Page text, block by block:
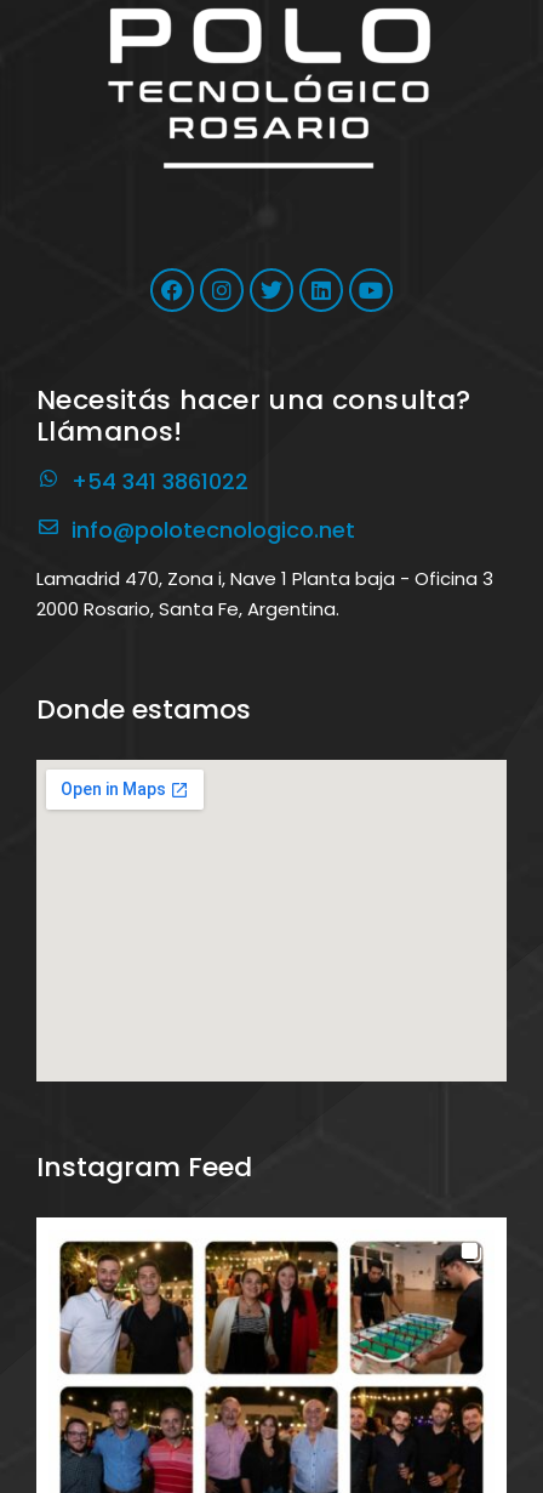
Necesitás hacer una consulta?
Llámanos!
+54 341 3861022
info@polotecnologico.net
Lamadrid 470, Zona i, Nave 1 Planta baja - Oficina 3
2000 Rosario, Santa Fe, Argentina.
Donde estamos
Instagram Feed